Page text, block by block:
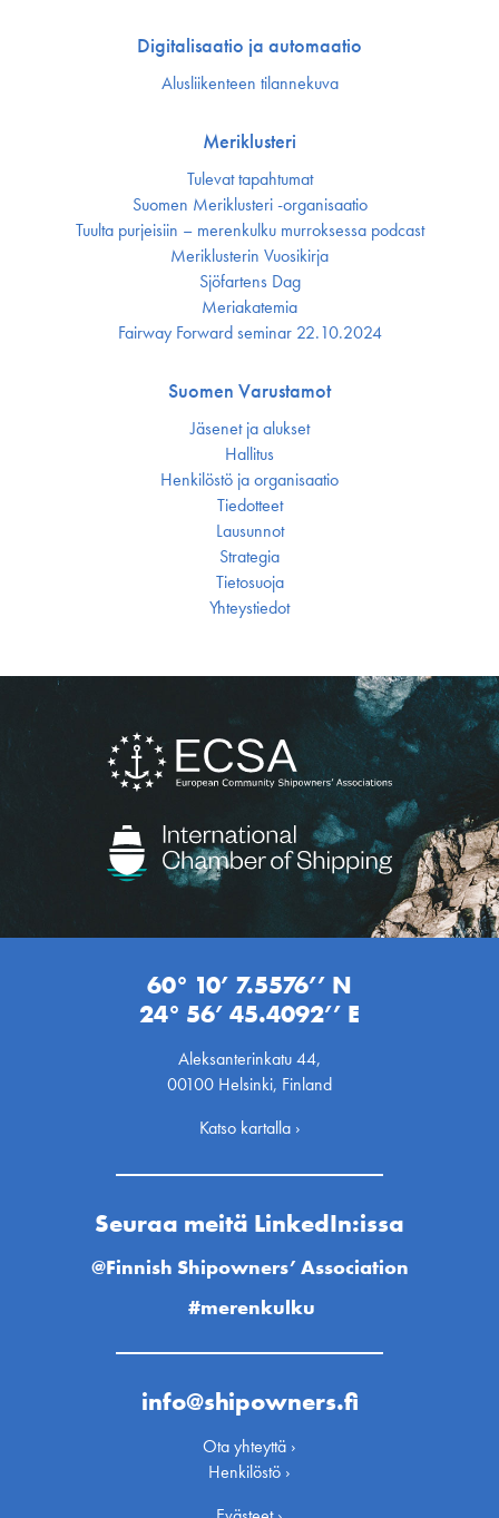
Digitalisaatio ja automaatio
Alusliikenteen tilannekuva
Meriklusteri
Tulevat tapahtumat
Suomen Meriklusteri -organisaatio
Tuulta purjeisiin – merenkulku murroksessa podcast
Meriklusterin Vuosikirja
Sjöfartens Dag
Meriakatemia
Fairway Forward seminar 22.10.2024
Suomen Varustamot
Jäsenet ja alukset
Hallitus
Henkilöstö ja organisaatio
Tiedotteet
Lausunnot
Strategia
Tietosuoja
Yhteystiedot
60° 10’ 7.5576’’ N
24° 56’ 45.4092’’ E
Aleksanterinkatu 44,
00100 Helsinki, Finland
Katso kartalla ›
Seuraa meitä LinkedIn:issa
@Finnish Shipowners’ Association
#merenkulku
info@shipowners.fi
Ota yhteyttä ›
Henkilöstö ›